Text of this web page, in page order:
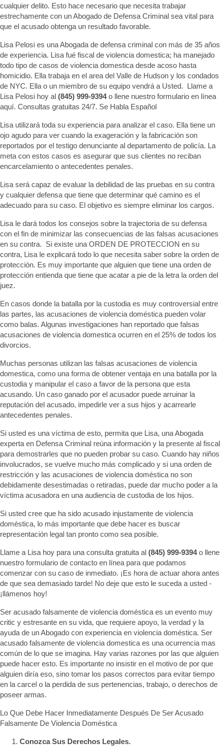
cualquier delito. Esto hace necesario que necesita trabajar
estrechamente con un Abogado de Defensa Criminal sea vital para
que el acusado obtenga un resultado favorable.
Lisa Pelosi es una Abogada de defensa criminal con más de 35 años
de experiencia. Lisa fué fiscal de violencia domestica; ha manejado
todo tipo de casos de violencia domestica desde acoso hasta
homicidio. Ella trabaja en el area del Valle de Hudson y los condados
de NYC. Ella o un miembro de su equipo vendrá a Usted. Llame a
Lisa Pelosi hoy al (845) 999-9394o llene nuestro formulario en línea
aquí. Consultas gratuitas 24/7. Se Habla Español
Lisa utilizará toda su experiencia para analizar el caso. Ella tiene un
ojo agudo para ver cuando la exageración y la fabricación son
reportados por el testigo denunciante al departamento de policía. La
meta con estos casos es asegurar que sus clientes no reciban
encarcelamiento o antecedentes penales.
Lisa será capaz de evaluar la debilidad de las pruebas en su contra
y cualquier defensa que tiene que determinar qué camino es el
adecuado para su caso. El objetivo es siempre eliminar los cargos.
Lisa le dará todos los consejos sobre la trajectoria de su defensa
con el fin de minimizar las consecuencias de las falsas acusaciones
en su contra. Si existe una ORDEN DE PROTECCION en su
contra, Lisa le explicará todo lo que necesita saber sobre la orden de
protección. Es muy importante que alguien que tiene una orden de
protección entienda que tiene que acatar a pie de la letra la orden del
juez.
En casos donde la batalla por la custodia es muy controversial entre
las partes, las acusaciones de violencia doméstica pueden volar
como balas. Algunas investigaciones han reportado que falsas
acusaciones de violencia domestica ocurren en el 25% de todos los
divorcios.
Muchas personas utilizan las falsas acusaciones de violencia
domestica, como una forma de obtener ventaja en una batalla por la
custodia y manipular el caso a favor de la persona que esta
acusando. Un caso ganado por el acusador puede arruinar la
reputación del acusado, impedirle ver a sus hijos y acarrearle
antecedentes penales.
Si usted es una víctima de esto, permita que Lisa, una Abogada
experta en Defensa Criminal reúna información y la presente al fiscal
para demostrarles que no pueden probar su caso. Cuando hay niños
involucrados, se vuelve mucho más complicado y si una orden de
restricción y las acusaciones de violencia doméstica no son
debidamente desestimadas o retiradas, puede dar mucho poder a la
víctima acusadora en una audiencia de custodia de los hijos.
Si usted cree que ha sido acusado injustamente de violencia
doméstica, lo más importante que debe hacer es buscar
representación legal tan pronto como sea posible.
Llame a Lisa hoy para una consulta gratuita al (845) 999-9394o llene
nuestro formulario de contacto en línea para que podamos
comenzar con su caso de inmediato. ¡Es hora de actuar ahora antes
de que sea demasiado tarde! No deje que esto le suceda a usted -
¡llámenos hoy!
Ser acusado falsamente de violencia doméstica es un evento muy
critic y estresante en su vida, que requiere apoyo, la verdad y la
ayuda de un Abogado con experiencia en violencia doméstica. Ser
acusado falsamente de violencia domestica es una ocurrencia mas
común de lo que se imagina. Hay varias razones por las que alguien
puede hacer esto. Es importante no insistir en el motivo de por que
alguien diría eso, sino tomar los pasos correctos para evitar tiempo
en la carcel o la perdida de sus pertenencias, trabajo, o derechos de
poseer armas.
Lo Que Debe Hacer Inmediatamente Después De Ser Acusado
Falsamente De Violencia Doméstica
Conozca Sus Derechos Legales.